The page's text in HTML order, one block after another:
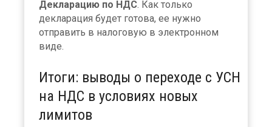
Декларацию по НДС . Как только
декларация будет готова, ее нужно
отправить в налоговую в электронном
виде.
Итоги: выводы о переходе с УСН
на НДС в условиях новых
лимитов